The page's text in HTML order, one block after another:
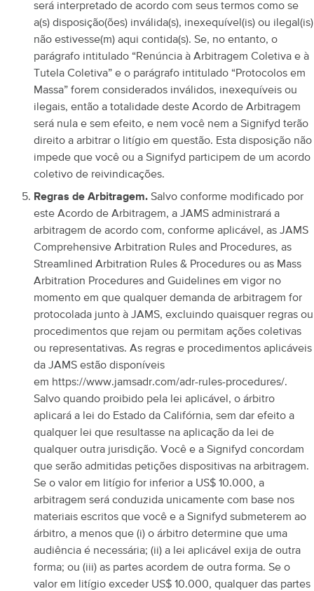
será interpretado de acordo com seus termos como se
a(s) disposição(ões) inválida(s), inexequível(is) ou ilegal(is)
não estivesse(m) aqui contida(s). Se, no entanto, o
parágrafo intitulado “Renúncia à Arbitragem Coletiva e à
Tutela Coletiva” e o parágrafo intitulado “Protocolos em
Massa” forem considerados inválidos, inexequíveis ou
ilegais, então a totalidade deste Acordo de Arbitragem
será nula e sem efeito, e nem você nem a Signifyd terão
direito a arbitrar o litígio em questão. Esta disposição não
impede que você ou a Signifyd participem de um acordo
coletivo de reivindicações.
Regras de Arbitragem. Salvo conforme modificado por
este Acordo de Arbitragem, a JAMS administrará a
arbitragem de acordo com, conforme aplicável, as JAMS
Comprehensive Arbitration Rules and Procedures, as
Streamlined Arbitration Rules & Procedures ou as Mass
Arbitration Procedures and Guidelines em vigor no
momento em que qualquer demanda de arbitragem for
protocolada junto à JAMS, excluindo quaisquer regras ou
procedimentos que rejam ou permitam ações coletivas
ou representativas. As regras e procedimentos aplicáveis
da JAMS estão disponíveis
em https://www.jamsadr.com/adr-rules-procedures/.
Salvo quando proibido pela lei aplicável, o árbitro
aplicará a lei do Estado da Califórnia, sem dar efeito a
qualquer lei que resultasse na aplicação da lei de
qualquer outra jurisdição. Você e a Signifyd concordam
que serão admitidas petições dispositivas na arbitragem.
Se o valor em litígio for inferior a US$ 10.000, a
arbitragem será conduzida unicamente com base nos
materiais escritos que você e a Signifyd submeterem ao
árbitro, a menos que (i) o árbitro determine que uma
audiência é necessária; (ii) a lei aplicável exija de outra
forma; ou (iii) as partes acordem de outra forma. Se o
valor em litígio exceder US$ 10.000, qualquer das partes